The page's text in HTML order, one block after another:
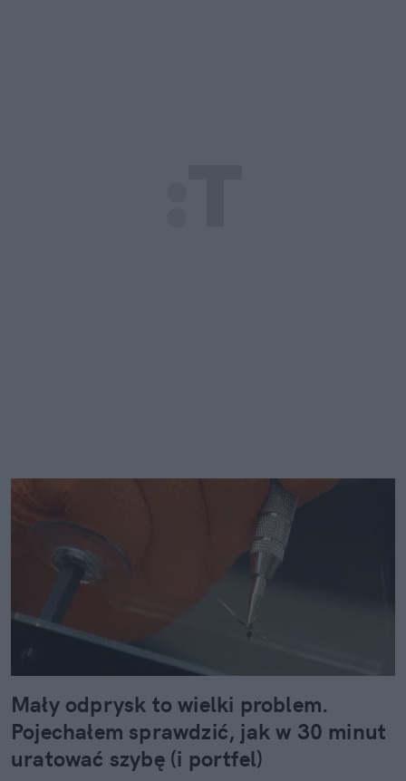
Mały odprysk to wielki problem.
Pojechałem sprawdzić, jak w 30 minut
uratować szybę (i portfel)